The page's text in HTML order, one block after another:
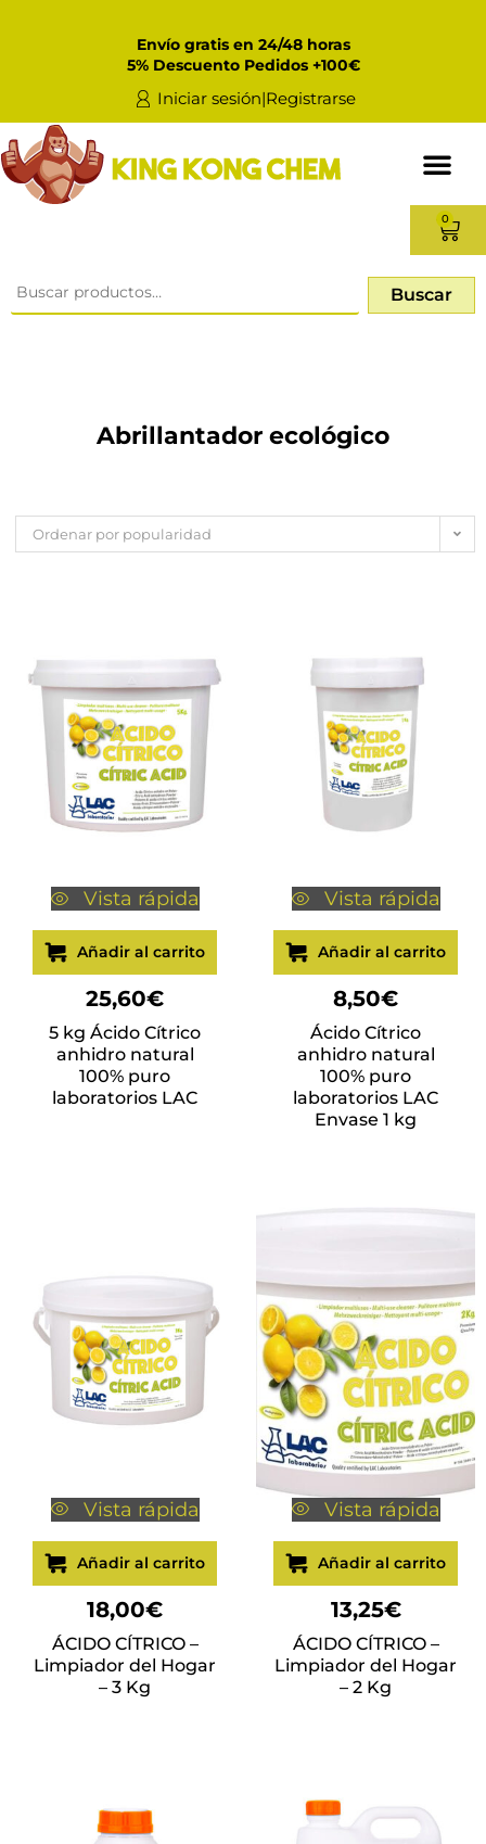
Envío gratis en 24/48 horas
5% Descuento Pedidos +100€
Iniciar sesión|Registrarse
0
Buscar
Abrillantador ecológico
Ordenar por popularidad
Vista rápida
Añadir al carrito
25,60€
5 kg Ácido Cítrico
anhidro natural
100% puro
laboratorios LAC
Vista rápida
Añadir al carrito
8,50€
Ácido Cítrico
anhidro natural
100% puro
laboratorios LAC
Envase 1 kg
Vista rápida
Añadir al carrito
18,00€
ÁCIDO CÍTRICO –
Limpiador del Hogar
– 3 Kg
Vista rápida
Añadir al carrito
13,25€
ÁCIDO CÍTRICO –
Limpiador del Hogar
– 2 Kg